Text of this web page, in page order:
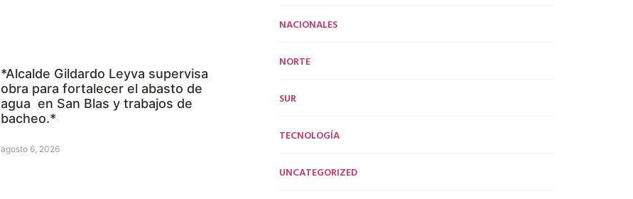
*Alcalde Gildardo Leyva supervisa
obra para fortalecer el abasto de
agua en San Blas y trabajos de
bacheo.*
agosto 6, 2026
NACIONALES
NORTE
SUR
TECNOLOGÍA
UNCATEGORIZED